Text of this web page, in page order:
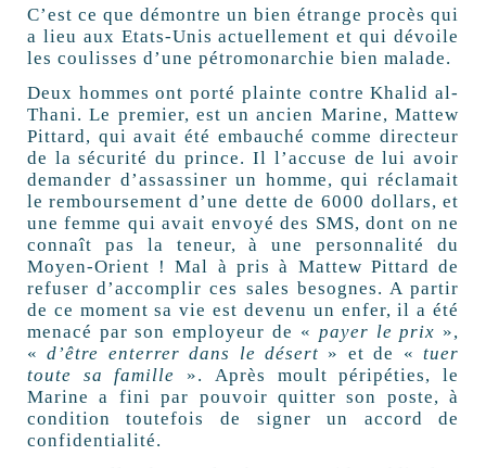
C’est ce que démontre un bien étrange procès qui
a lieu aux Etats-Unis actuellement et qui dévoile
les coulisses d’une pétromonarchie bien malade.
Deux hommes ont porté plainte contre Khalid al-
Thani. Le premier, est un ancien Marine, Mattew
Pittard, qui avait été embauché comme directeur
de la sécurité du prince. Il l’accuse de lui avoir
demander d’assassiner un homme, qui réclamait
le remboursement d’une dette de 6000 dollars, et
une femme qui avait envoyé des SMS, dont on ne
connaît pas la teneur, à une personnalité du
Moyen-Orient ! Mal à pris à Mattew Pittard de
refuser d’accomplir ces sales besognes. A partir
de ce moment sa vie est devenu un enfer, il a été
menacé par son employeur de « payer le prix »,
«d’être enterrer dans le désert » et de «tuer
toute sa famille ». Après moult péripéties, le
Marine a fini par pouvoir quitter son poste, à
condition toutefois de signer un accord de
confidentialité.